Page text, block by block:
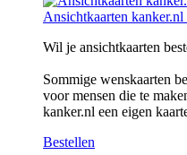
Ansichtkaarten kanker.nl
Wil je ansichtkaarten
Sommige wenskaarten
voor mensen die te
kanker.nl een eigen
Bestellen